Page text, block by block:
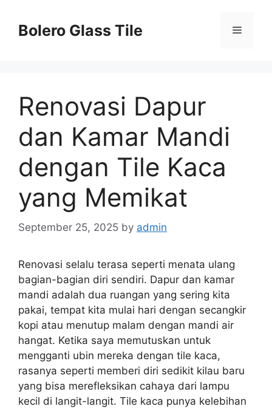
contentBolero Glass Tile Menu
Renovasi Dapur
dan Kamar Mandi
dengan Tile Kaca
yang Memikat
September 25, 2025 by admin
Renovasi selalu terasa seperti menata ulang
bagian-bagian diri sendiri. Dapur dan kamar
mandi adalah dua ruangan yang sering kita
pakai, tempat kita mulai hari dengan secangkir
kopi atau menutup malam dengan mandi air
hangat. Ketika saya memutuskan untuk
mengganti ubin mereka dengan tile kaca,
rasanya seperti memberi diri sedikit kilau baru
yang bisa merefleksikan cahaya dari lampu
kecil di langit-langit. Tile kaca punya kelebihan